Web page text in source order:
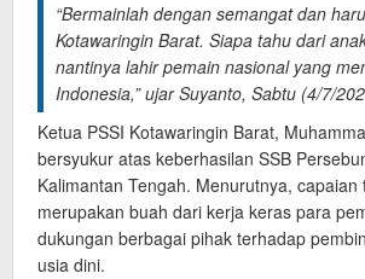
“Bermainlah dengan semangat dan
Kotawaringin Barat. Siapa tahu dari
nantinya lahir pemain nasional yang
Indonesia,” ujar Suyanto, Sabtu (4/7/
Ketua PSSI Kotawaringin Barat,
bersyukur atas keberhasilan SSB
Kalimantan Tengah. Menurutnya, capaian
merupakan buah dari kerja keras para
dukungan berbagai pihak terhadap
usia dini.